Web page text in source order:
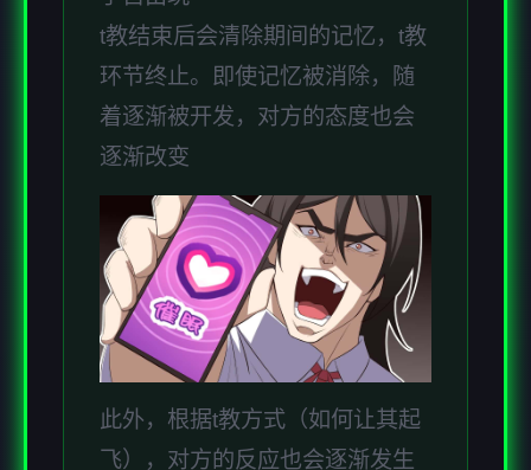
t教结束后会清除期间的记忆，t教
环节终止。即使记忆被消除，随
着逐渐被开发，对方的态度也会
逐渐改变
此外，根据t教方式（如何让其起
飞），对方的反应也会逐渐发生